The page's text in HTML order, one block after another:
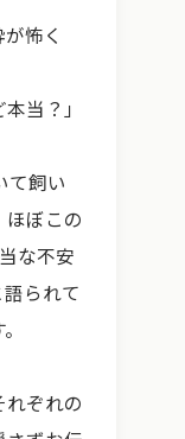
怖く
当？」
て飼い
ぼこの
な不安
られて
ぞれの